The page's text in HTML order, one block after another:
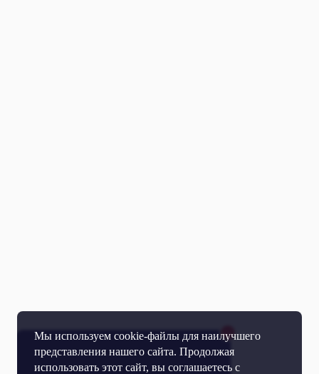
Мы используем cookie-файлы для наилучшего
представления нашего сайта. Продолжая
использовать этот сайт, вы соглашаетесь с